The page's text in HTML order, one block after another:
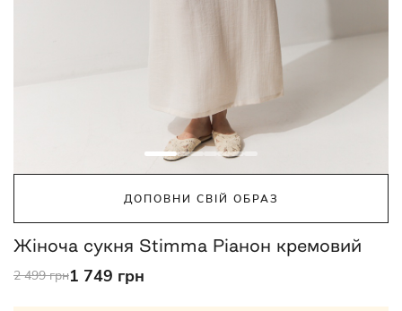
ДОПОВНИ СВІЙ ОБРАЗ
Жіноча сукня Stimma Ріанон кремовий
2 499 грн1 749 грн